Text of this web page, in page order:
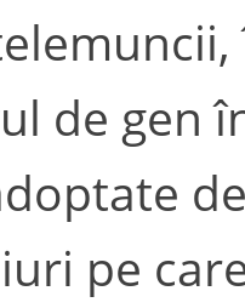
de gen
pe